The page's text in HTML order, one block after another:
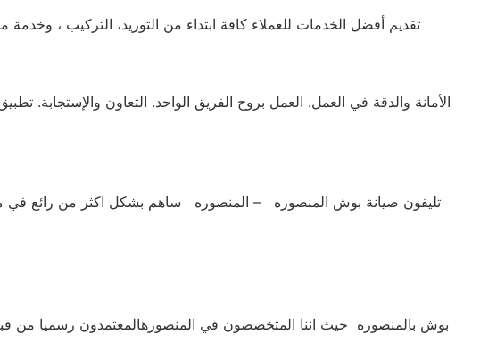
تقديم أفضل الخدمات للعملاء كافة ابتداء من التوريد، التركيب ،
الأمانة والدقة في العمل. العمل بروح الفريق الواحد. التعاون
تليفون صيانة بوش المنصوره – المنصوره ساهم بشكل اكثر من رائع في
بوش بالمنصوره حيث اننا المتخصصون في المنصورهالمعتمدون رسميا من